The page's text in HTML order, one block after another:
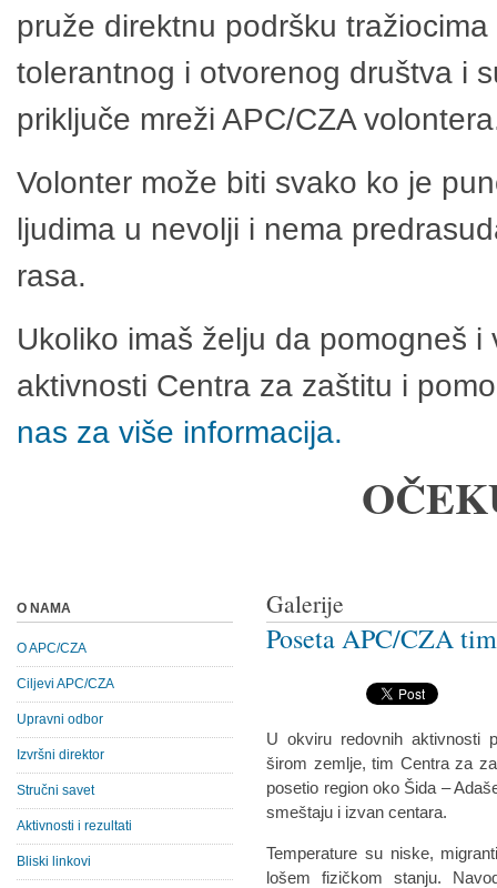
pruže direktnu podršku
tolerantnog i otvorenog društva i
priključe mreži APC/CZA
Volonter može biti svako ko je
ljudima u nevolji i nema
rasa.
Ukoliko imaš želju da pomogneš
aktivnosti Centra za zaštitu i
nas za više informacija.
Galerije
Poseta APC/CZA
U okviru redovnih aktivnosti
širom zemlje, tim Centra za
posetio region oko Šida –
smeštaju i izvan centara.
Temperature su niske,
lošem fizičkom stanju.
O NAMA
O APC/CZA
Ciljevi APC/CZA
Upravni odbor
Izvršni direktor
Stručni savet
Aktivnosti i rezultati
Bliski linkovi